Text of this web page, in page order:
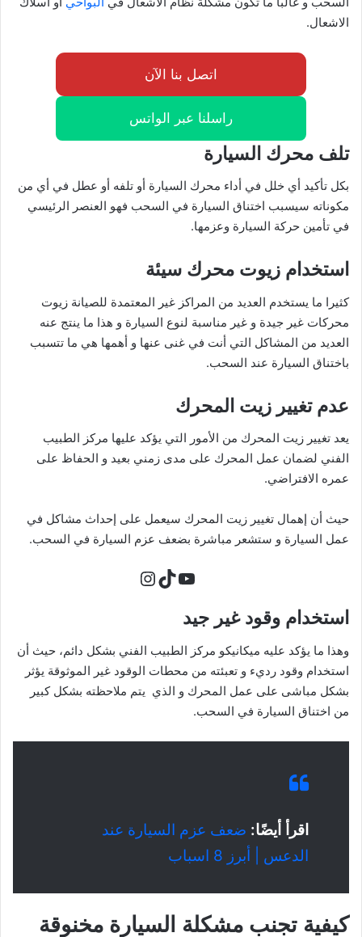
الاشعال.
اتصل بنا الآن
راسلنا عبر الواتس
تلف محرك السيارة
بكل تأكيد أي خلل في أداء محرك السيارة أو تلفه أو عطل في أي من
مكوناته سيسبب اختناق السيارة في السحب فهو العنصر الرئيسي
في تأمين حركة السيارة وعزمها.
استخدام زيوت محرك سيئة
كثيرا ما يستخدم العديد من المراكز غير المعتمدة للصيانة زيوت
محركات غير جيدة و غير مناسبة لنوع السيارة و هذا ما ينتج عنه
العديد من المشاكل التي أنت في غنى عنها و أهمها هي ما تتسبب
باختناق السيارة عند السحب.
عدم تغيير زيت المحرك
يعد تغيير زيت المحرك من الأمور التي يؤكد عليها مركز الطبيب
الفني لضمان عمل المحرك على مدى زمني بعيد و الحفاظ على
عمره الافتراضي.
حيث أن إهمال تغيير زيت المحرك سيعمل على إحداث مشاكل في
عمل السيارة و ستشعر مباشرة بضعف عزم السيارة في السحب.
يوتيوب
تيك توكإنستجرام
استخدام وقود غير جيد
وهذا ما يؤكد عليه ميكانيكو مركز الطبيب الفني بشكل دائم، حيث أن
استخدام وقود رديء و تعبئته من محطات الوقود غير الموثوقة يؤثر
بشكل مباشى على عمل المحرك و الذي يتم ملاحظته بشكل كبير
من اختناق السيارة في السحب.
اقرأ أيضًا: ضعف عزم السيارة عند
الدعس | أبرز 8 اسباب
كيفية تجنب مشكلة السيارة مخنوقة